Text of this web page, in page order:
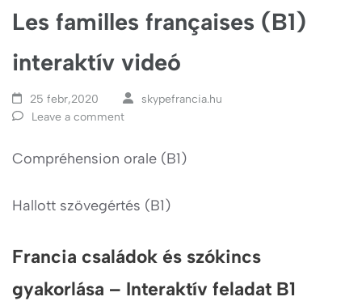
Les familles françaises (B1)
interaktív videó
25 febr,2020
skypefrancia.hu
Leave a comment
Compréhension orale (B1)
Hallott szövegértés (B1)
Francia családok és szókincs
gyakorlása – Interaktív feladat B1